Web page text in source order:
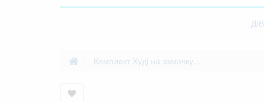
Комплект Худі на замочку,..